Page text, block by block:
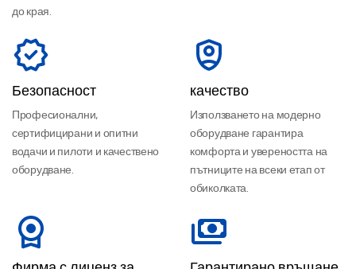
до края.
Безопасност
Професионални,
сертифицирани и опитни
водачи и пилоти и качествено
оборудване.
качество
Използването на модерно
оборудване гарантира
комфорта и увереността на
пътниците на всеки етап от
обиколката.